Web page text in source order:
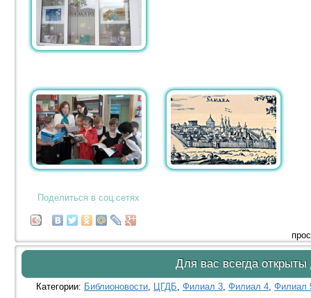
Поделиться в соц.сетях
Для вас всегда
Категории: Библионовости, ЦГДБ,Филиал 3,Филиал 4,Филиал